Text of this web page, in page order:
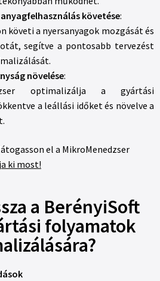
anyagfelhasználás követése:
követi a nyersanyagok mozgását és
segítve a pontosabb tervezést
növelése:
optimalizálja a gyártási
a leállási időket és növelve a
el a MikroMenedzser
ki most!
a BerényiSoft
folyamatok